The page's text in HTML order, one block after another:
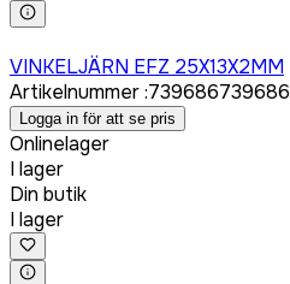
VINKELJÄRN EFZ 25X13X2MM
Artikelnummer:739686739686
Logga in för att se pris
Onlinelager
I lager
Din butik
I lager